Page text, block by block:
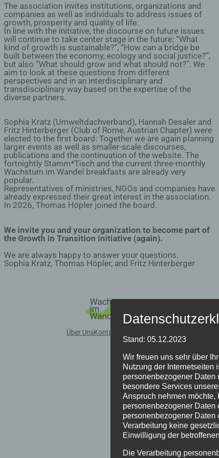
The association invites institutions, organizations and
companies as well as individuals to address issues of
growth, prosperity and quality of life.
In line with the initiative, the discourse on future issues
will continue to take center stage in the future: “What
kind of growth is sustainable?”, “How can a bridge be
built between the economy, ecology and social justice?”,
but also “What should grow and what should not?”. We
aim to look at these questions from different
perspectives and in an interdisciplinary and
transdisciplinary way based on the expertise of the
diverse partners.
Sophia Kratz (Umweltdachverband), Hannah Desaler and
Fritz Hinterberger (Club of Rome, Austrian Chapter) were
elected to the first board: Together we are again planning
larger events as well as smaller-scale discourses,
publications and the continuation of the website. The
fortnightly Stamm*Tisch and the current three-monthly
Wachstum im Wandel breakfasts are already very
popular.
Representatives of ministries, NGOs and companies have
already expressed their great interest in the association.
In 2026, Thomas Höpler joined the board.
We invite you and your organization to become part of
the Growth in Transition initiative (again).
We are always happy to answer your questions.
Sophia Kratz, Thomas Höpler, and Fritz Hinterberger
Über UnsKontakt
Stand: 05.12.2023
Wir freuen uns sehr über
Nutzung der Internetseiten
personenbezogener Daten
besondere Services
Anspruch nehmen
personenbezogener Daten
personenbezogener Daten
Verarbeitung keine
Einwilligung der
Die Verarbeitung